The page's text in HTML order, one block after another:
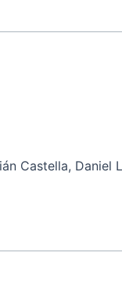
Castella, Daniel